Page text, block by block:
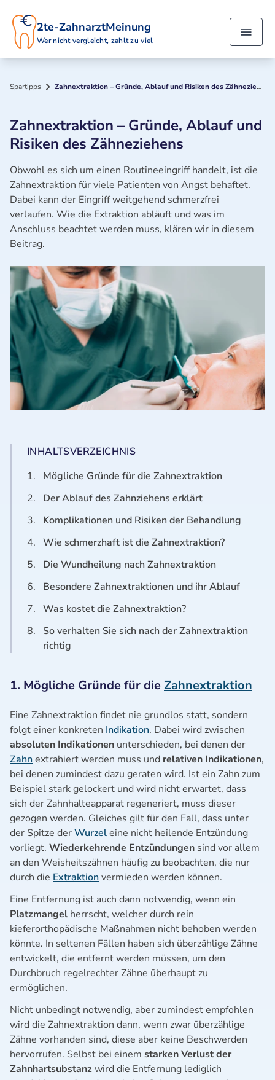
2te-ZahnarztMeinung
Wer nicht vergleicht, zahlt zu viel
Spartipps Zahnextraktion – Gründe, Ablauf und Risiken des Zähneziehens
Zahnextraktion – Gründe, Ablauf und
Risiken des Zähneziehens
Obwohl es sich um einen Routineeingriff handelt, ist die
Zahnextraktion für viele Patienten von Angst behaftet.
Dabei kann der Eingriff weitgehend schmerzfrei
verlaufen. Wie die Extraktion abläuft und was im
Anschluss beachtet werden muss, klären wir in diesem
Beitrag.
INHALTSVERZEICHNIS
1.
Mögliche Gründe für die Zahnextraktion
2.
Der Ablauf des Zahnziehens erklärt
3.
Komplikationen und Risiken der Behandlung
4. Wie schmerzhaft ist die Zahnextraktion?
5.
Die Wundheilung nach Zahnextraktion
6.
Besondere Zahnextraktionen und ihr Ablauf
7. Was kostet die Zahnextraktion?
8.
So verhalten Sie sich nach der Zahnextraktion
richtig
1. Mögliche Gründe für die Zahnextraktion
Eine Zahnextraktion findet nie grundlos statt, sondern
folgt einer konkreten Indikation. Dabei wird zwischen
absoluten Indikationen unterschieden, bei denen der
Zahnextrahiert werden muss und relativen Indikationen,
bei denen zumindest dazu geraten wird. Ist ein Zahn zum
Beispiel stark gelockert und wird nicht erwartet, dass
sich der Zahnhalteapparat regeneriert, muss dieser
gezogen werden. Gleiches gilt für den Fall, dass unter
der Spitze derWurzeleine nicht heilende Entzündung
vorliegt. Wiederkehrende Entzündungen sind vor allem
an den Weisheitszähnen häufig zu beobachten, die nur
durch die Extraktionvermieden werden können.
Eine Entfernung ist auch dann notwendig, wenn ein
Platzmangel herrscht, welcher durch rein
kieferorthopädische Maßnahmen nicht behoben werden
könnte. In seltenen Fällen haben sich überzählige Zähne
entwickelt, die entfernt werden müssen, um den
Durchbruch regelrechter Zähne überhaupt zu
ermöglichen.
Nicht unbedingt notwendig, aber zumindest empfohlen
wird die Zahnextraktion dann, wenn zwar überzählige
Zähne vorhanden sind, diese aber keine Beschwerden
hervorrufen. Selbst bei einem starken Verlust der
Zahnhartsubstanzwird die Entfernung lediglich